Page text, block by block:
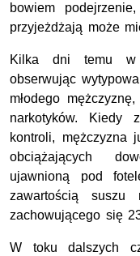
bowiem
przyjeżdżają może
Kilka dni temu w
obserwując
młodego
narkotyków. Kiedy
kontroli, mężczyzna
obciążających
ujawnioną pod
zawartością suszu
zachowującego się
W toku dalszych